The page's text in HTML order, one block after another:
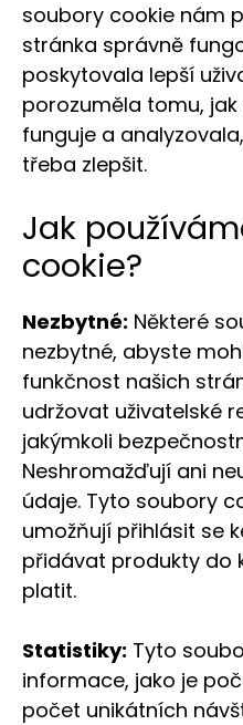
soubory cookie nám
stránka správně
poskytovala lepší
porozuměla tomu,
funguje a
třeba zlepšit.
Jak
cookie?
Nezbytné: Některé
nezbytné, abyste
funkčnost našich
udržovat uživatelské
jakýmkoli
Neshromažďují ani
údaje. Tyto soubory
umožňují přihlásit se
přidávat produkty do
platit.
Statistiky: Tyto
informace, jako je
počet unikátních